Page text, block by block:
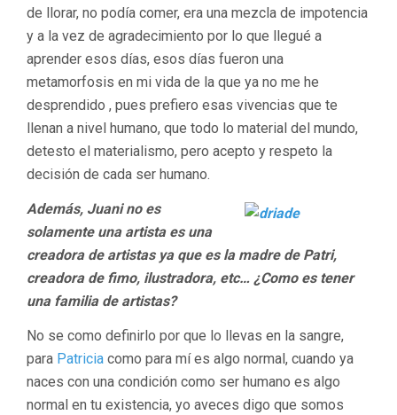
de llorar, no podía comer, era una mezcla de impotencia
y a la vez de agradecimiento por lo que llegué a
aprender esos días, esos días fueron una
metamorfosis en mi vida de la que ya no me he
desprendido , pues prefiero esas vivencias que te
llenan a nivel humano, que todo lo material del mundo,
detesto el materialismo, pero acepto y respeto la
decisión de cada ser humano.
Además, Juani no es
solamente una artista es una
creadora de artistas ya que es la madre de Patri,
creadora de fimo, ilustradora, etc… ¿Como es tener
una familia de artistas?
No se como definirlo por que lo llevas en la sangre,
para Patricia como para mí es algo normal, cuando ya
naces con una condición como ser humano es algo
normal en tu existencia, yo aveces digo que somos